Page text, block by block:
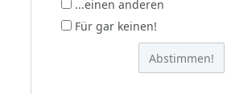
...einen anderen
Für gar keinen!